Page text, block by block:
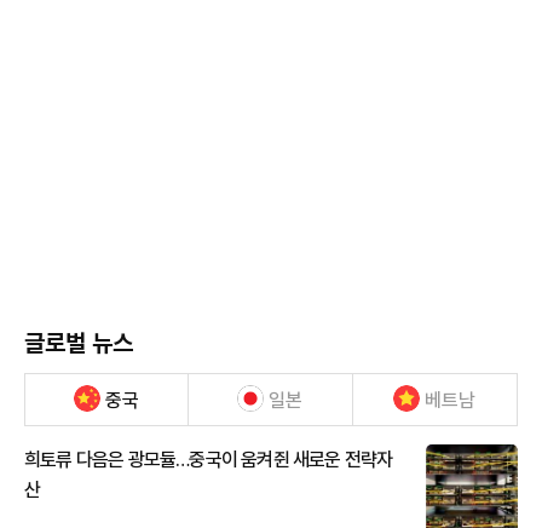
글로벌 뉴스
중국 일본 베트남
희토류 다음은 광모듈…중국이 움켜쥔 새로운 전략자
산